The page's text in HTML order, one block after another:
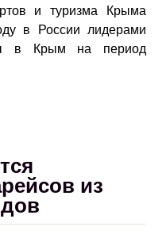
и туризма Крыма
в России лидерами
в Крым на период
из